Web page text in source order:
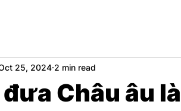
Châu âu
25, 2024 2 min read